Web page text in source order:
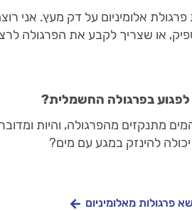
פרגולת אלומיניום על דק מעץ. אני
או שצריך לקבע את הפרגולה
לפגוע בפרגולה החשמלית?
מתנקזים מהפרגולה, והיות
להינזק במגע עם מים?
פרגולות מאלומיניום